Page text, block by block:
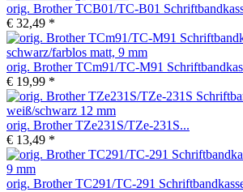
orig. Brother TCB01/TC-B01
€ 32,49 *
orig. Brother TCm91/TC-M91
€ 19,99 *
orig. Brother TZe231S/TZe-231S...
€ 13,49 *
orig. Brother TC291/TC-291